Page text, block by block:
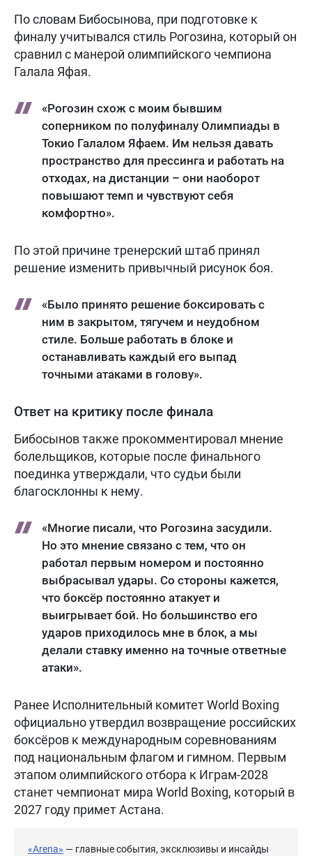
По словам Бибосынова, при подготовке к
финалу учитывался стиль Рогозина, который он
сравнил с манерой олимпийского чемпиона
Галала Яфая.
«Рогозин схож с моим бывшим
соперником по полуфиналу Олимпиады в
Токио Галалом Яфаем. Им нельзя давать
пространство для прессинга и работать на
отходах, на дистанции – они наоборот
повышают темп и чувствуют себя
комфортно».
По этой причине тренерский штаб принял
решение изменить привычный рисунок боя.
«Было принято решение боксировать с
ним в закрытом, тягучем и неудобном
стиле. Больше работать в блоке и
останавливать каждый его выпад
точными атаками в голову».
Ответ на критику после финала
Бибосынов также прокомментировал мнение
болельщиков, которые после финального
поединка утверждали, что судьи были
благосклонны к нему.
«Многие писали, что Рогозина засудили.
Но это мнение связано с тем, что он
работал первым номером и постоянно
выбрасывал удары. Со стороны кажется,
что боксёр постоянно атакует и
выигрывает бой. Но большинство его
ударов приходилось мне в блок, а мы
делали ставку именно на точные ответные
атаки».
Ранее Исполнительный комитет World Boxing
официально утвердил возвращение российских
боксёров к международным соревнованиям
под национальным флагом и гимном. Первым
этапом олимпийского отбора к Играм-2028
станет чемпионат мира World Boxing, который в
2027 году примет Астана.
«Arena» — главные события, эксклюзивы и инсайды